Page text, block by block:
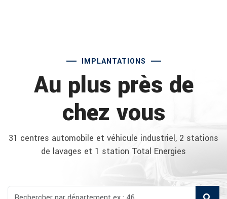
IMPLANTATIONS
Au plus près de
chez vous
31 centres automobile et véhicule industriel, 2 stations
de lavages et 1 station Total Energies